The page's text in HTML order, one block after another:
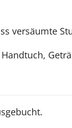
versäumte